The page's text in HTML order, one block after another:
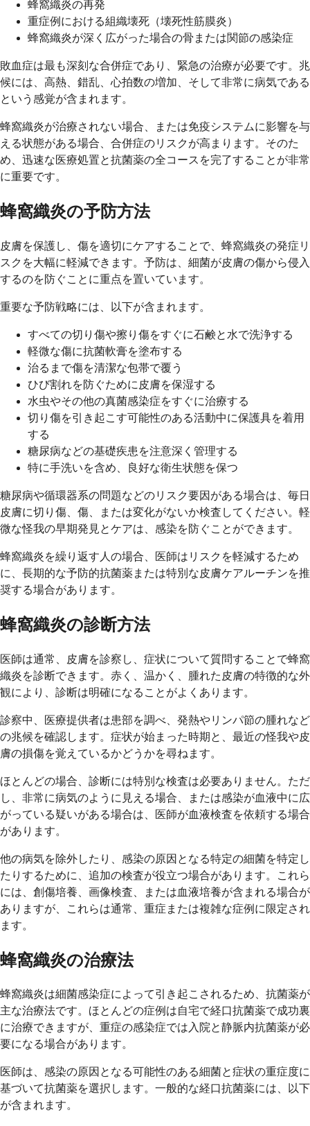
蜂窩織炎の再発
重症例における組織壊死（壊死性筋膜炎）
蜂窩織炎が深く広がった場合の骨または関節の感染症
敗血症は最も深刻な合併症であり、緊急の治療が必要です。兆
候には、高熱、錯乱、心拍数の増加、そして非常に病気である
という感覚が含まれます。
蜂窩織炎が治療されない場合、または免疫システムに影響を与
える状態がある場合、合併症のリスクが高まります。そのた
め、迅速な医療処置と抗菌薬の全コースを完了することが非常
に重要です。
蜂窩織炎の予防方法
皮膚を保護し、傷を適切にケアすることで、蜂窩織炎の発症リ
スクを大幅に軽減できます。予防は、細菌が皮膚の傷から侵入
するのを防ぐことに重点を置いています。
重要な予防戦略には、以下が含まれます。
すべての切り傷や擦り傷をすぐに石鹸と水で洗浄する
軽微な傷に抗菌軟膏を塗布する
治るまで傷を清潔な包帯で覆う
ひび割れを防ぐために皮膚を保湿する
水虫やその他の真菌感染症をすぐに治療する
切り傷を引き起こす可能性のある活動中に保護具を着用
する
糖尿病などの基礎疾患を注意深く管理する
特に手洗いを含め、良好な衛生状態を保つ
糖尿病や循環器系の問題などのリスク要因がある場合は、毎日
皮膚に切り傷、傷、または変化がないか検査してください。軽
微な怪我の早期発見とケアは、感染を防ぐことができます。
蜂窩織炎を繰り返す人の場合、医師はリスクを軽減するため
に、長期的な予防的抗菌薬または特別な皮膚ケアルーチンを推
奨する場合があります。
蜂窩織炎の診断方法
医師は通常、皮膚を診察し、症状について質問することで蜂窩
織炎を診断できます。赤く、温かく、腫れた皮膚の特徴的な外
観により、診断は明確になることがよくあります。
診察中、医療提供者は患部を調べ、発熱やリンパ節の腫れなど
の兆候を確認します。症状が始まった時期と、最近の怪我や皮
膚の損傷を覚えているかどうかを尋ねます。
ほとんどの場合、診断には特別な検査は必要ありません。ただ
し、非常に病気のように見える場合、または感染が血液中に広
がっている疑いがある場合は、医師が血液検査を依頼する場合
があります。
他の病気を除外したり、感染の原因となる特定の細菌を特定し
たりするために、追加の検査が役立つ場合があります。これら
には、創傷培養、画像検査、または血液培養が含まれる場合が
ありますが、これらは通常、重症または複雑な症例に限定され
ます。
蜂窩織炎の治療法
蜂窩織炎は細菌感染症によって引き起こされるため、抗菌薬が
主な治療法です。ほとんどの症例は自宅で経口抗菌薬で成功裏
に治療できますが、重症の感染症では入院と静脈内抗菌薬が必
要になる場合があります。
医師は、感染の原因となる可能性のある細菌と症状の重症度に
基づいて抗菌薬を選択します。一般的な経口抗菌薬には、以下
が含まれます。